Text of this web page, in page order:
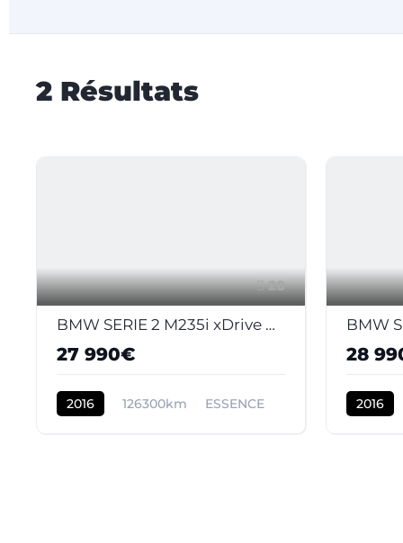
2 Résultats
28
BMW SERIE 2 M235i xDrive Cabriolet - BVA Sport CABRIOLET F23 M Performance PHASE 1
27 990€
2016 126300km ESSENCE
28
2016